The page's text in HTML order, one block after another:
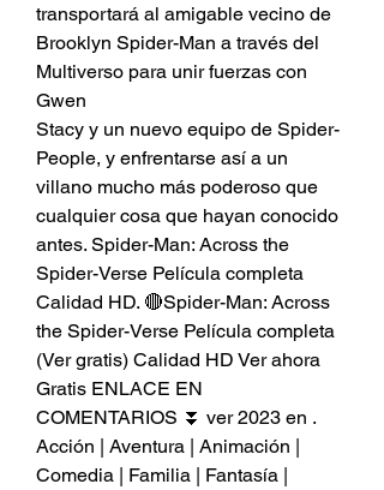
transportará al amigable vecino de
Brooklyn Spider-Man a través del
Multiverso para unir fuerzas con
Gwen
Stacy y un nuevo equipo de Spider-
People, y enfrentarse así a un
villano mucho más poderoso que
cualquier cosa que hayan conocido
antes. Spider-Man: Across the
Spider-Verse Película completa
Calidad HD. 🔴Spider-Man: Across
the Spider-Verse Película completa
(Ver gratis) Calidad HD Ver ahora
Gratis ENLACE EN
COMENTARIOS ⏬ ver 2023 en .
Acción | Aventura | Animación |
Comedia | Familia | Fantasía |